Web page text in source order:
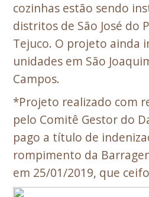
cozinhas estão sendo
distritos de São José do
Tejuco. O projeto ainda
unidades em São
Campos.
*Projeto realizado com
pelo Comitê Gestor do
pago a título de
rompimento da
em 25/01/2019, que